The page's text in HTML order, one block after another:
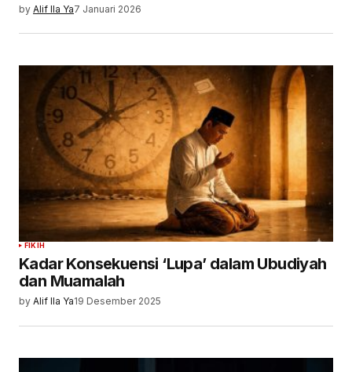
by Alif Ila Ya7 Januari 2026
FIKIH
Kadar Konsekuensi ‘Lupa’ dalam Ubudiyah
dan Muamalah
by Alif Ila Ya19 Desember 2025